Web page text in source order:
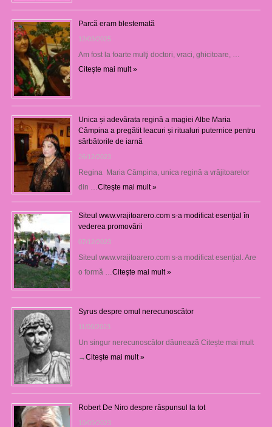
Parcă eram blestemată
12/03/2025
Am fost la foarte mulţi doctori, vraci, ghicitoare, …
Citeşte mai mult »
Unica și adevărata regină a magiei Albe Maria
Câmpina a pregătit leacuri și ritualuri puternice pentru
sărbătorile de iarnă
26/12/2023
Regina Maria Câmpina, unica regină a vrăjitoarelor
din … Citeşte mai mult »
Siteul www.vrajitoarero.com s-a modificat esențial în
vederea promovării
07/12/2023
Siteul www.vrajitoarero.com s-a modificat esențial. Are
o formă … Citeşte mai mult »
Syrus despre omul nerecunoscător
11/09/2023
Un singur nerecunoscător dăunează Citește mai mult
→Citeşte mai mult »
Robert De Niro despre răspunsul la tot
10/09/2023